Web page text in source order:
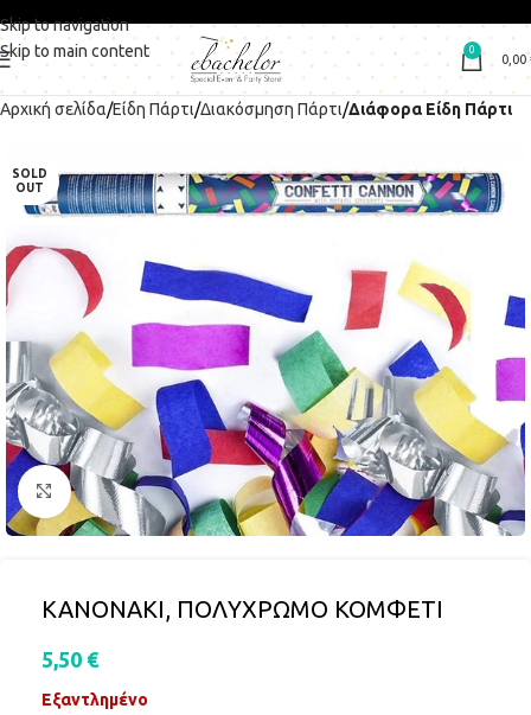
Skip to navigation
Skip to main content
0
0,00
Αρχική σελίδα Είδη Πάρτι Διακόσμηση Πάρτι Διάφορα Είδη Πάρτι
SOLD
OUT
Click to enlarge
ΚΑΝΟΝΑΚΙ, ΠΟΛΥΧΡΩΜΟ ΚΟΜΦΕΤΙ
5,50 €
Εξαντλημένο